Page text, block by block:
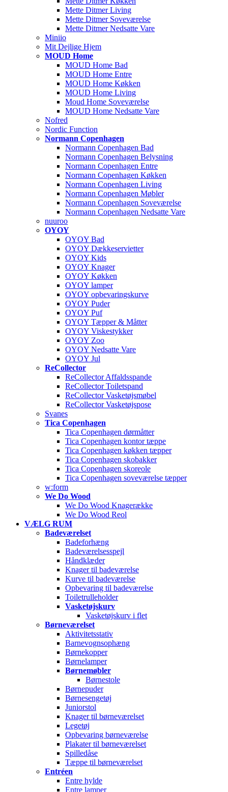
Mette Ditmer Living
Mette Ditmer Soveværelse
Mette Ditmer Nedsatte Vare
Miniio
Mit Dejlige Hjem
MOUD Home
MOUD Home Bad
MOUD Home Entre
MOUD Home Køkken
MOUD Home Living
Moud Home Soveværelse
MOUD Home Nedsatte Vare
Nofred
Nordic Function
Normann Copenhagen
Normann Copenhagen Bad
Normann Copenhagen Belysning
Normann Copenhagen Entre
Normann Copenhagen Køkken
Normann Copenhagen Living
Normann Copenhagen Møbler
Normann Copenhagen Soveværelse
Normann Copenhagen Nedsatte Vare
nuuroo
OYOY
OYOY Bad
OYOY Dækkeservietter
OYOY Kids
OYOY Knager
OYOY Køkken
OYOY lamper
OYOY opbevaringskurve
OYOY Puder
OYOY Puf
OYOY Tæpper & Måtter
OYOY Viskestykker
OYOY Zoo
OYOY Nedsatte Vare
OYOY Jul
ReCollector
ReCollector Affaldsspande
ReCollector Toiletspand
ReCollector Vasketøjsmøbel
ReCollector Vasketøjspose
Svanes
Tica Copenhagen
Tica Copenhagen dørmåtter
Tica Copenhagen kontor tæppe
Tica Copenhagen køkken tæpper
Tica Copenhagen skobakker
Tica Copenhagen skoreole
Tica Copenhagen soveværelse tæpper
w:form
We Do Wood
We Do Wood Knagerække
We Do Wood Reol
VÆLG RUM
Badeværelset
Badeforhæng
Badeværelsesspejl
Håndklæder
Knager til badeværelse
Kurve til badeværelse
Opbevaring til badeværelse
Toiletrulleholder
Vasketøjskurv
Vasketøjskurv i flet
Børneværelset
Aktivitetsstativ
Barnevognsophæng
Børnekopper
Børnelamper
Børnemøbler
Børnestole
Børnepuder
Børnesengetøj
Juniorstol
Knager til børneværelset
Legetøj
Opbevaring børneværelse
Plakater til børneværelset
Spilledåse
Tæppe til børneværelset
Entréen
Entre hylde
Entre lamper